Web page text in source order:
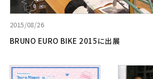
成
2015/08/26
BRUNO EURO BIKE 2015に出展
詳